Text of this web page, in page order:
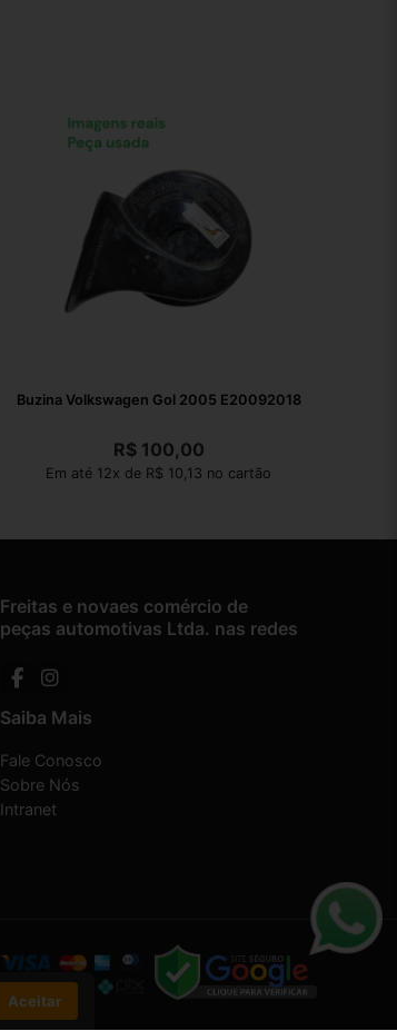
Buzina Volkswagen Gol 2005 E20092018
R$100,00
Em até 12x de R$ 10,13 no cartão
Freitas e novaes comércio de
peças automotivas Ltda. nas redes
Saiba Mais
Fale Conosco
Sobre Nós
Intranet
Aceitar